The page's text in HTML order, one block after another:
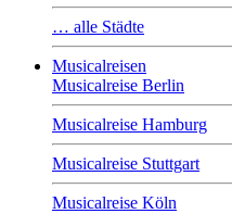
… alle Städte
Musicalreisen
Musicalreise Berlin
Musicalreise Hamburg
Musicalreise Stuttgart
Musicalreise Köln